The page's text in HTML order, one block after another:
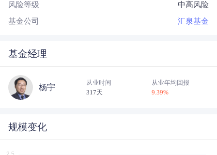
风险等级 中高风险
基金公司 汇泉基金
基金经理
杨宇
从业时间
317天
从业年均回报
9.39%
规模变化